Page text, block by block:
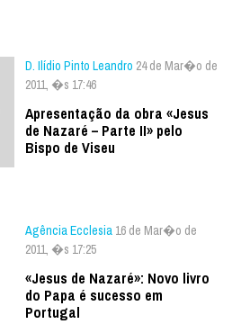
D. Ilídio Pinto Leandro 24 de Mar�o de
2011, �s 17:46
Apresentação da obra «Jesus
de Nazaré – Parte II» pelo
Bispo de Viseu
Agência Ecclesia 16 de Mar�o de
2011, �s 17:25
«Jesus de Nazaré»: Novo livro
do Papa é sucesso em
Portugal